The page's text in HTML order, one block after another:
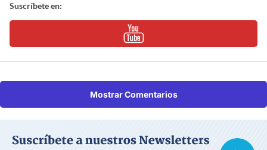
Suscríbete en:
Mostrar Comentarios